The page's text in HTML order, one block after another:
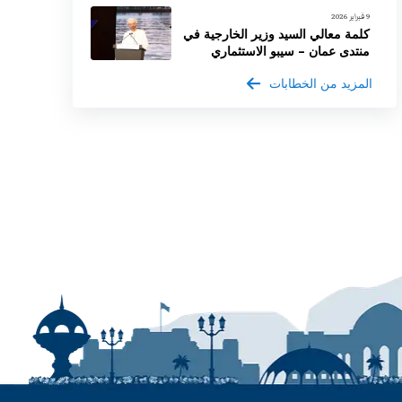
9 فبراير 2026
كلمة معالي السيد وزير الخارجية في
منتدى عمان – سيبو الاستثماري
المزيد من الخطابات